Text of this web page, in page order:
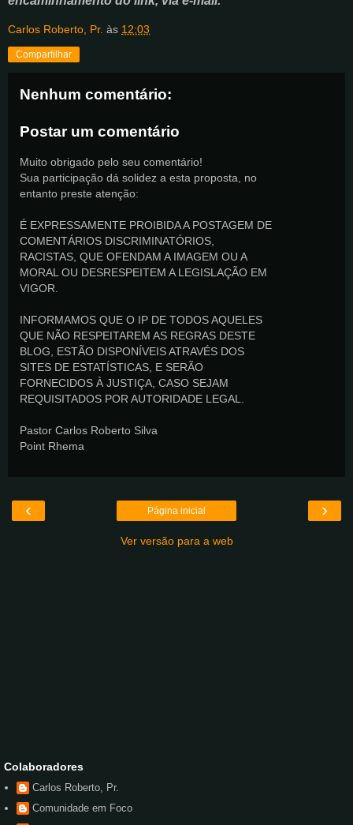
Carlos Roberto, Pr. às 12:03
Compartilhar
Nenhum comentário:
Postar um comentário
Muito obrigado pelo seu comentário!
Sua participação dá solidez a esta proposta, no
entanto preste atenção:
É EXPRESSAMENTE PROIBIDA A POSTAGEM DE
COMENTÁRIOS DISCRIMINATÓRIOS,
RACISTAS, QUE OFENDAM A IMAGEM OU A
MORAL OU DESRESPEITEM A LEGISLAÇÃO EM
VIGOR.
INFORMAMOS QUE O IP DE TODOS AQUELES
QUE NÃO RESPEITAREM AS REGRAS DESTE
BLOG, ESTÃO DISPONÍVEIS ATRAVÉS DOS
SITES DE ESTATÍSTICAS, E SERÃO
FORNECIDOS À JUSTIÇA, CASO SEJAM
REQUISITADOS POR AUTORIDADE LEGAL.
Pastor Carlos Roberto Silva
Point Rhema
‹ ›
Página inicial
Ver versão para a web
Colaboradores
Carlos Roberto, Pr.
Comunidade em Foco